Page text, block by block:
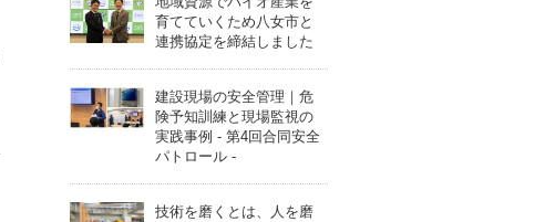
育てていくため八女市と
連携協定を締結しました
建設現場の安全管理｜危
険予知訓練と現場監視の
実践事例 - 第4回合同安全
パトロール -
技術を磨くとは、人を磨